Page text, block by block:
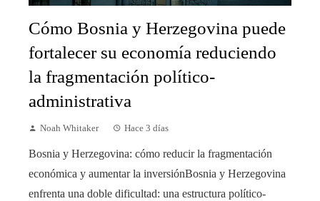
Cómo Bosnia y Herzegovina puede
fortalecer su economía reduciendo
la fragmentación político-
administrativa
Noah Whitaker Hace 3 días
Bosnia y Herzegovina: cómo reducir la fragmentación
económica y aumentar la inversiónBosnia y Herzegovina
enfrenta una doble dificultad: una estructura político-